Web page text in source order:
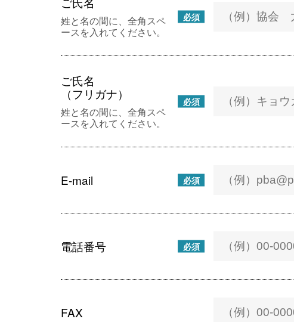
必須
姓と名の間に、全角スペ
ースを入れてください。
ご氏名
（フリガナ）
必須
姓と名の間に、全角スペ
ースを入れてください。
E-mail 必須
電話番号 必須
FAX